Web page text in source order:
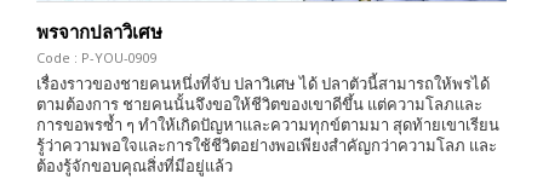
พรจากปลาวิเศษ
Code : P-YOU-0909
เรื่องราวของชายคนหนึ่งที่จับ ปลาวิเศษ ได้ ปลาตัวนี้สามารถให้พรได้
ตามต้องการ ชายคนนั้นจึงขอให้ชีวิตของเขาดีขึ้น แต่ความโลภและ
การขอพรซ้ำ ๆ ทำให้เกิดปัญหาและความทุกข์ตามมา สุดท้ายเขาเรียน
รู้ว่าความพอใจและการใช้ชีวิตอย่างพอเพียงสำคัญกว่าความโลภ และ
ต้องรู้จักขอบคุณสิ่งที่มีอยู่แล้ว